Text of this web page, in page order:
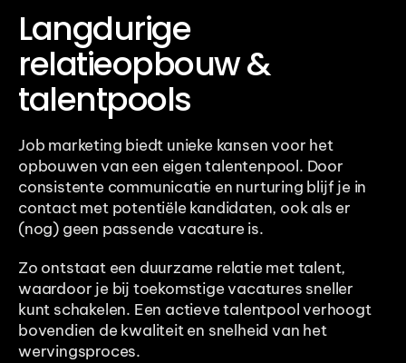
Langdurige
relatieopbouw &
talentpools
Job marketing biedt unieke kansen voor het
opbouwen van een eigen talentenpool. Door
consistente communicatie en nurturing blijf je in
contact met potentiële kandidaten, ook als er
(nog) geen passende vacature is.
Zo ontstaat een duurzame relatie met talent,
waardoor je bij toekomstige vacatures sneller
kunt schakelen. Een actieve talentpool verhoogt
bovendien de kwaliteit en snelheid van het
wervingsproces.